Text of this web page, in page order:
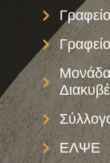
ΕΛΨΕ